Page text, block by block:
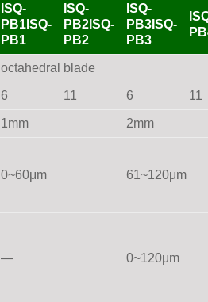
ISQ-
PB1ISQ-
PB1
ISQ-
PB2ISQ-
PB2
ISQ-
PB3ISQ-
PB3
octahedral blade
6 11 6 11
1mm 2mm
0~60μm 61~120μm
— 0~120μm